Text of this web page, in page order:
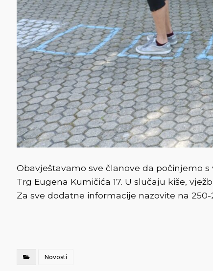
Obavještavamo sve članove da počinjemo
Trg Eugena Kumičića 17. U slučaju kiše,
Za sve dodatne informacije nazovite na
Novosti